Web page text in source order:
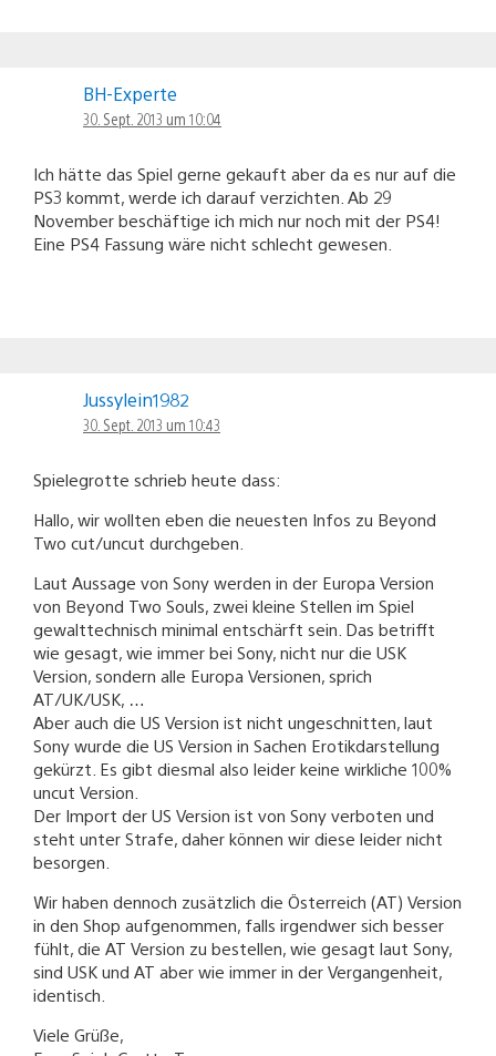
BH-Experte
30. Sept. 2013 um 10:04
Ich hätte das Spiel gerne gekauft aber da es nur auf die
PS3 kommt, werde ich darauf verzichten. Ab 29
November beschäftige ich mich nur noch mit der PS4!
Eine PS4 Fassung wäre nicht schlecht gewesen.
Jussylein1982
30. Sept. 2013 um 10:43
Spielegrotte schrieb heute dass:
Hallo, wir wollten eben die neuesten Infos zu Beyond
Two cut/uncut durchgeben.
Laut Aussage von Sony werden in der Europa Version
von Beyond Two Souls, zwei kleine Stellen im Spiel
gewalttechnisch minimal entschärft sein. Das betrifft
wie gesagt, wie immer bei Sony, nicht nur die USK
Version, sondern alle Europa Versionen, sprich
AT/UK/USK, …
Aber auch die US Version ist nicht ungeschnitten, laut
Sony wurde die US Version in Sachen Erotikdarstellung
gekürzt. Es gibt diesmal also leider keine wirkliche 100%
uncut Version.
Der Import der US Version ist von Sony verboten und
steht unter Strafe, daher können wir diese leider nicht
besorgen.
Wir haben dennoch zusätzlich die Österreich (AT) Version
in den Shop aufgenommen, falls irgendwer sich besser
fühlt, die AT Version zu bestellen, wie gesagt laut Sony,
sind USK und AT aber wie immer in der Vergangenheit,
identisch.
Viele Grüße,